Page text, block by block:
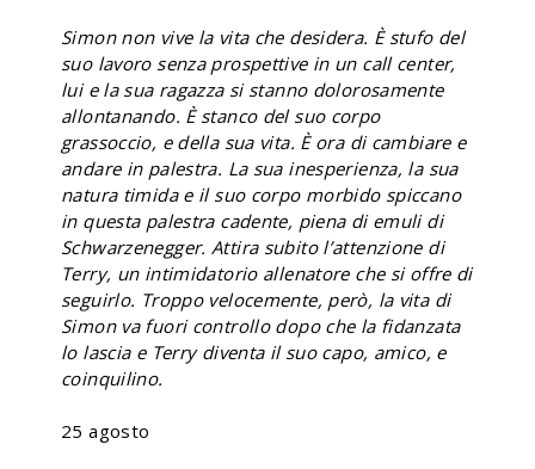
Simon non vive la vita che desidera. È stufo del
suo lavoro senza prospettive in un call center,
lui e la sua ragazza si stanno dolorosamente
allontanando. È stanco del suo corpo
grassoccio, e della sua vita. È ora di cambiare e
andare in palestra. La sua inesperienza, la sua
natura timida e il suo corpo morbido spiccano
in questa palestra cadente, piena di emuli di
Schwarzenegger. Attira subito l’attenzione di
Terry, un intimidatorio allenatore che si offre di
seguirlo. Troppo velocemente, però, la vita di
Simon va fuori controllo dopo che la fidanzata
lo lascia e Terry diventa il suo capo, amico, e
coinquilino.
25 agosto